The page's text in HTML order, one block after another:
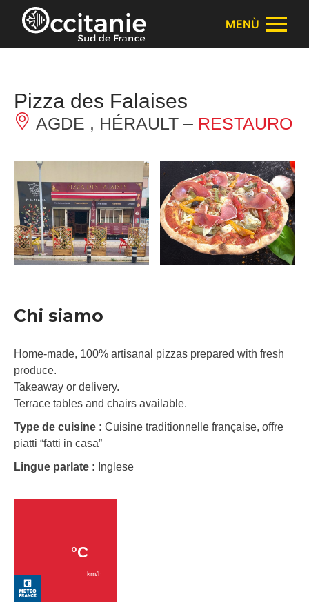
Pannello di gestione dei cookies
MENÙ
Pizza des Falaises
AGDE , HÉRAULT – RESTAURO
Chi siamo
Home-made, 100% artisanal pizzas prepared with fresh
produce.
Takeaway or delivery.
Terrace tables and chairs available.
Type de cuisine : Cuisine traditionnelle française, offre
piatti “fatti in casa”
Lingue parlate : Inglese